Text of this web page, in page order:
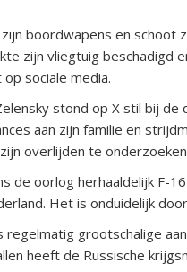
boordwapens en schoot
zijn vliegtuig beschadigd
sociale media.
stond op X stil bij
aan zijn familie en
overlijden te
de oorlog herhaaldelijk F-
Het is onduidelijk
regelmatig grootschalige
heeft de Russische